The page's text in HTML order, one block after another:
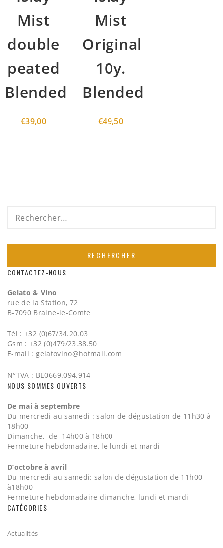
Mist
double
peated
Blended
€39,00
Mist
Original
10y.
Blended
€49,50
Rechercher :
CONTACTEZ-NOUS
Gelato & Vino
rue de la Station, 72
B-7090 Braine-le-Comte
Tél : +32 (0)67/34.20.03
Gsm : +32 (0)479/23.38.50
E-mail :gelatovino@hotmail.com
N°TVA : BE0669.094.914
NOUS SOMMES OUVERTS
De mai à septembre
Du mercredi au samedi : salon de dégustation de 11h30 à
18h00
Dimanche, de 14h00 à 18h00
Fermeture hebdomadaire, le lundi et mardi
D’octobre à avril
Du mercredi au samedi: salon de dégustation de 11h00
à18h00
Fermeture hebdomadaire dimanche, lundi et mardi
CATÉGORIES
Actualités